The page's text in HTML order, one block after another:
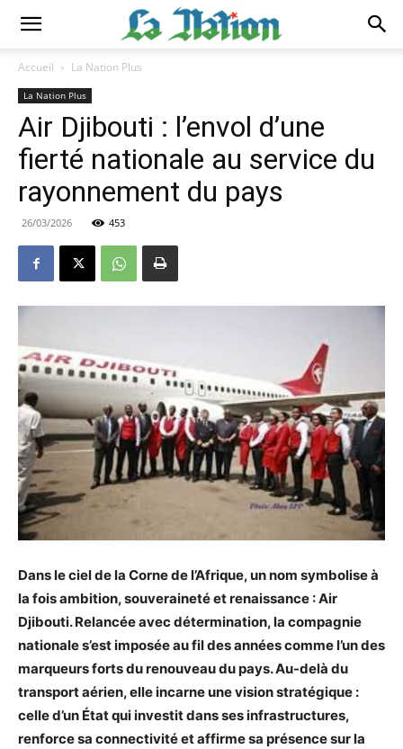
Accueil La Nation Plus
La Nation Plus
Air Djibouti : l’envol d’une
fierté nationale au service du
rayonnement du pays
26/03/2026 453
Dans le ciel de la Corne de l’Afrique, un nom symbolise à
la fois ambition, souveraineté et renaissance : Air
Djibouti. Relancée avec détermination, la compagnie
nationale s’est imposée au fil des années comme l’un des
marqueurs forts du renouveau du pays. Au-delà du
transport aérien, elle incarne une vision stratégique :
celle d’un État qui investit dans ses infrastructures,
renforce sa connectivité et affirme sa présence sur la